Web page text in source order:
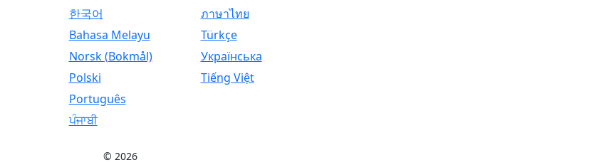
한국어
Bahasa Melayu
Norsk (Bokmål)
Polski
Português
ਪੰਜਾਬੀ
ภาษาไทย
Türkçe
Українська
Tiếng Việt
© 2026